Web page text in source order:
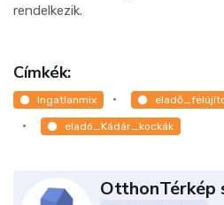
rendelkezik.
Címkék:
Ingatlanmix
eladó_Kádár_kockák
OtthonTérkép